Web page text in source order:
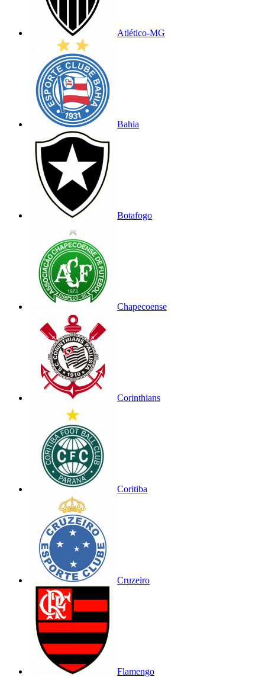
Atlético-MG
Bahia
Botafogo
Chapecoense
Corinthians
Coritiba
Cruzeiro
Flamengo